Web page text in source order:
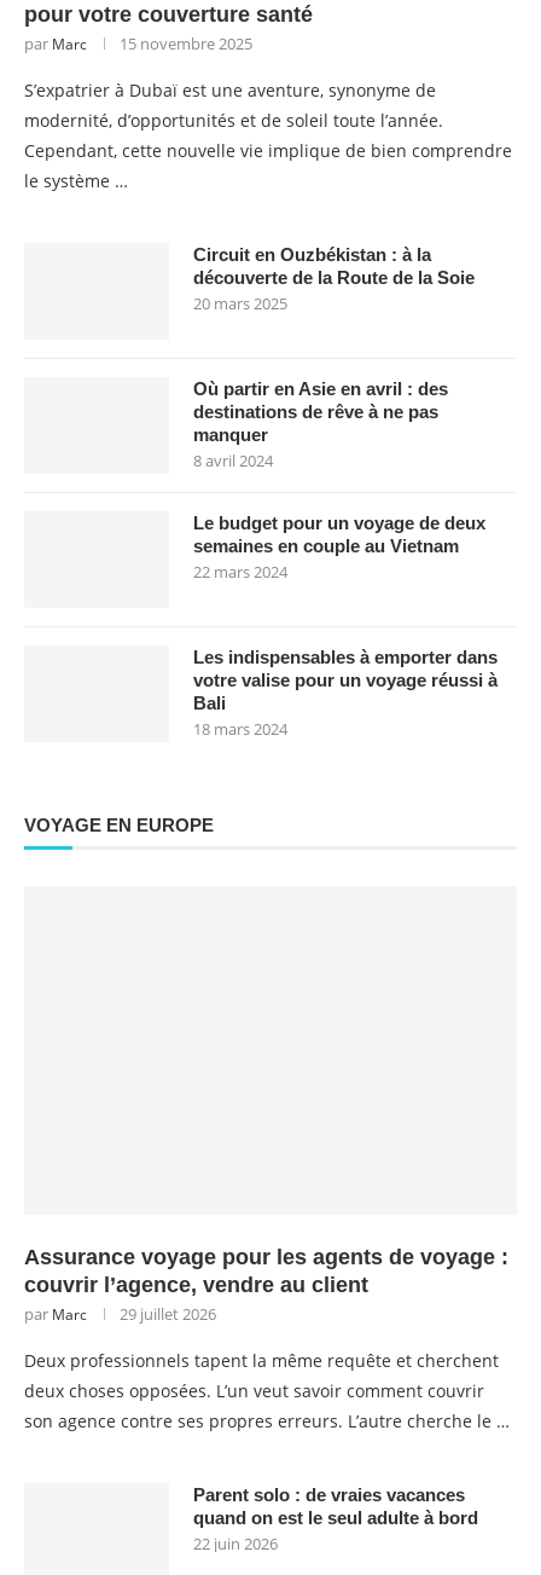
pour votre couverture santé
par Marc 15 novembre 2025
S’expatrier à Dubaï est une aventure, synonyme de
modernité, d’opportunités et de soleil toute l’année.
Cependant, cette nouvelle vie implique de bien comprendre
le système …
Circuit en Ouzbékistan : à la
découverte de la Route de la Soie
20 mars 2025
Où partir en Asie en avril : des
destinations de rêve à ne pas
manquer
8 avril 2024
Le budget pour un voyage de deux
semaines en couple au Vietnam
22 mars 2024
Les indispensables à emporter dans
votre valise pour un voyage réussi à
Bali
18 mars 2024
VOYAGE EN EUROPE
Assurance voyage pour les agents de voyage :
couvrir l’agence, vendre au client
par Marc 29 juillet 2026
Deux professionnels tapent la même requête et cherchent
deux choses opposées. L’un veut savoir comment couvrir
son agence contre ses propres erreurs. L’autre cherche le …
Parent solo : de vraies vacances
quand on est le seul adulte à bord
22 juin 2026